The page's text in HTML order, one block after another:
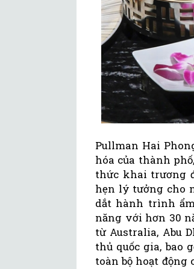
Pullman Hai
hóa của thành
thức khai trương
hẹn lý tưởng cho
dắt hành trình
năng với hơn 30
từ Australia, Abu
thủ quốc gia, bao
toàn bộ hoạt động